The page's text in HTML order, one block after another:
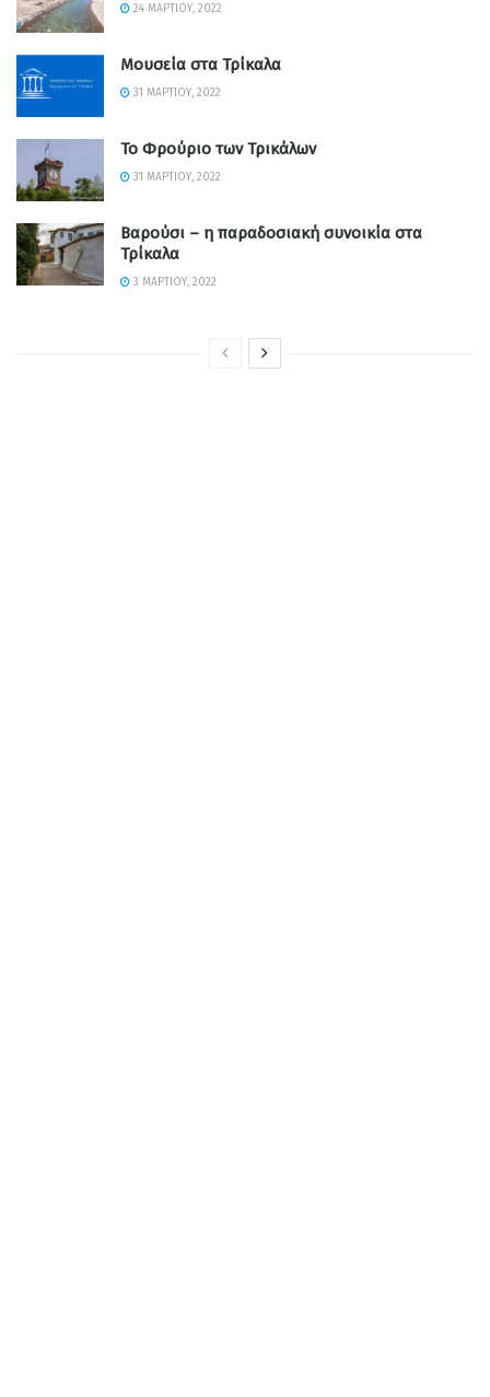
24 ΜΑΡΤΊΟΥ, 2022
Μουσεία στα Τρίκαλα
31 ΜΑΡΤΊΟΥ, 2022
Το Φρούριο των Τρικάλων
31 ΜΑΡΤΊΟΥ, 2022
Βαρούσι – η παραδοσιακή συνοικία στα
Τρίκαλα
3 ΜΑΡΤΊΟΥ, 2022